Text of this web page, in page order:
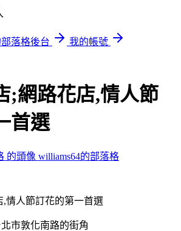
落格後台
我的帳號
;網路花店,情人節
首選
williams64的部落格
,情人節訂花的第一首選
市敦化南路的街角